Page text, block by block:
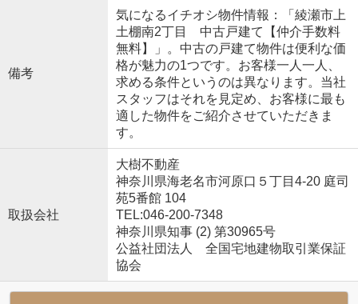
備考
気になるイチオシ物件情報：「綾瀬市上
土棚南2丁目 中古戸建て【仲介手数料
無料】」。中古の戸建て物件は便利な価
格が魅力の1つです。お客様一人一人、
求める条件というのは異なります。当社
スタッフはそれを見定め、お客様に最も
適した物件をご紹介させていただきま
す。
取扱会社
大樹不動産
神奈川県海老名市河原口５丁目4-20 庭司
苑5番館 104
TEL:046-200-7348
神奈川県知事 (2) 第30965号
公益社団法人 全国宅地建物取引業保証
協会